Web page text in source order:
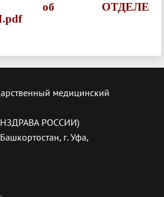
об ОТДЕЛЕ
медицинский
РОССИИ)
г. Уфа,